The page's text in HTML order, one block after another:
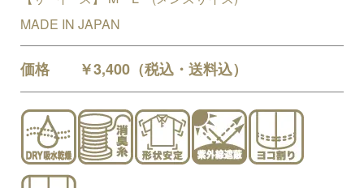
MADE IN JAPAN
価格 ￥3,400（税込・送料込）